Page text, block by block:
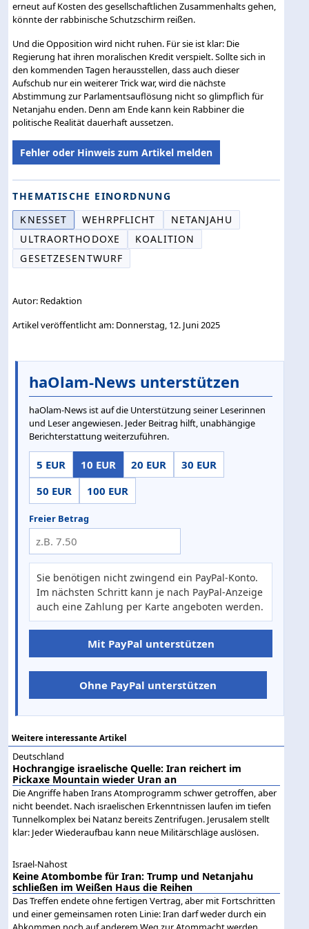
erneut auf Kosten des gesellschaftlichen Zusammenhalts gehen,
könnte der rabbinische Schutzschirm reißen.
Und die Opposition wird nicht ruhen. Für sie ist klar: Die
Regierung hat ihren moralischen Kredit verspielt. Sollte sich in
den kommenden Tagen herausstellen, dass auch dieser
Aufschub nur ein weiterer Trick war, wird die nächste
Abstimmung zur Parlamentsauflösung nicht so glimpflich für
Netanjahu enden. Denn am Ende kann kein Rabbiner die
politische Realität dauerhaft aussetzen.
Fehler oder Hinweis zum Artikel melden
THEMATISCHE EINORDNUNG
KNESSET
WEHRPFLICHT
NETANJAHU
ULTRAORTHODOXE
KOALITION
GESETZESENTWURF
Autor: Redaktion
Artikel veröffentlicht am: Donnerstag, 12. Juni 2025
haOlam-News unterstützen
haOlam-News ist auf die Unterstützung seiner Leserinnen
und Leser angewiesen. Jeder Beitrag hilft, unabhängige
Berichterstattung weiterzuführen.
5 EUR 10 EUR 20 EUR
30 EUR
50 EUR
100 EUR
Freier Betrag
Sie benötigen nicht zwingend ein PayPal-Konto.
Im nächsten Schritt kann je nach PayPal-Anzeige
auch eine Zahlung per Karte angeboten werden.
Mit PayPal unterstützen
Ohne PayPal unterstützen
Weitere interessante Artikel
Deutschland
Hochrangige israelische Quelle: Iran reichert im
Pickaxe Mountain wieder Uran an
Die Angriffe haben Irans Atomprogramm schwer getroffen, aber
nicht beendet. Nach israelischen Erkenntnissen laufen im tiefen
Tunnelkomplex bei Natanz bereits Zentrifugen. Jerusalem stellt
klar: Jeder Wiederaufbau kann neue Militärschläge auslösen.
Israel-Nahost
Keine Atombombe für Iran: Trump und Netanjahu
schließen im Weißen Haus die Reihen
Das Treffen endete ohne fertigen Vertrag, aber mit Fortschritten
und einer gemeinsamen roten Linie: Iran darf weder durch ein